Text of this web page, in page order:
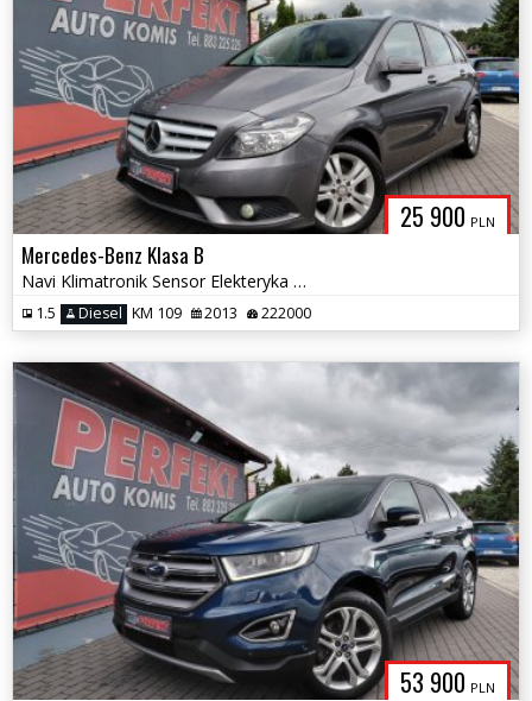
25 900 PLN
Mercedes-Benz Klasa B
Navi Klimatronik Sensor Elekteryka 2xPDC Tempomat Alu
1.5 Diesel KM 109 2013 222000
53 900 PLN